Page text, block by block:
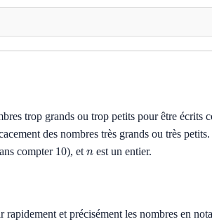
trop grands ou trop petits pour être écrits
des nombres très grands ou très
compter 10), et est un entier.
et précisément les nombres en